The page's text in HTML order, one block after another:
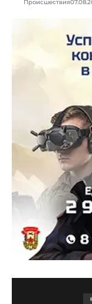
Происшествия